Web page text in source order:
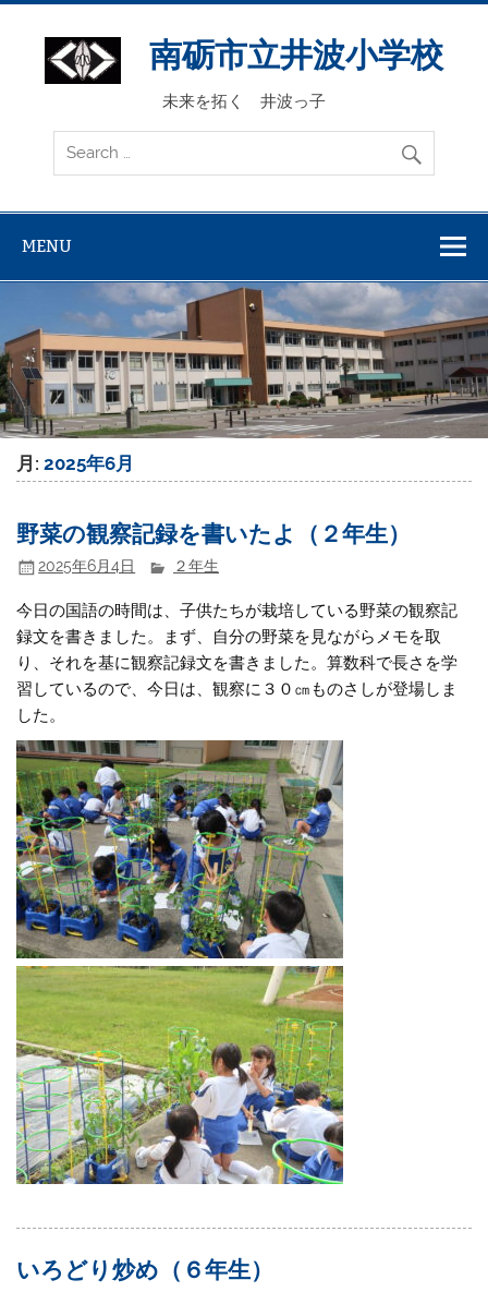
Skip
content
南砺市立井波小学校
未来を拓く 井波っ子
MENU
月:2025年6月
野菜の観察記録を書いたよ（２年生）
2025年6月4日 ２年生
今日の国語の時間は、子供たちが栽培している野菜の観察記
録文を書きました。まず、自分の野菜を見ながらメモを取
り、それを基に観察記録文を書きました。算数科で長さを学
習しているので、今日は、観察に３０㎝ものさしが登場しま
した。
いろどり炒め（６年生）